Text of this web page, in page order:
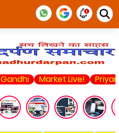
Market Live! Priyanka